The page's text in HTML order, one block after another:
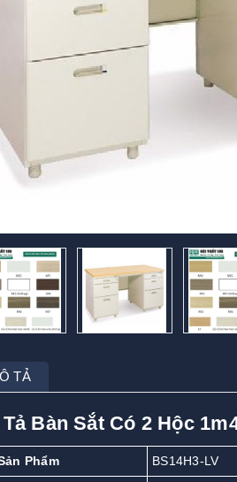
TẢ
Bàn Sắt Có 2 Hộc
Phẩm BS14H3-LV